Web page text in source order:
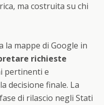
ma costruita su chi
la mappe di Google in
richieste
pertinenti e
decisione finale. La
di rilascio negli Stati